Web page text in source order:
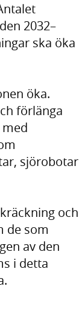
2032–
ska öka
öka.
förlänga
sjörobotar
och
de som
av den
i detta